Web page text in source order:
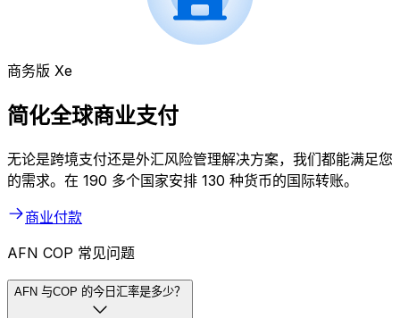
商务版 Xe
简化全球商业支付
无论是跨境支付还是外汇风险管理解决方案，我们都能满足您
的需求。在 190 多个国家安排 130 种货币的国际转账。
商业付款
AFN COP 常见问题
AFN 与COP 的今日汇率是多少？